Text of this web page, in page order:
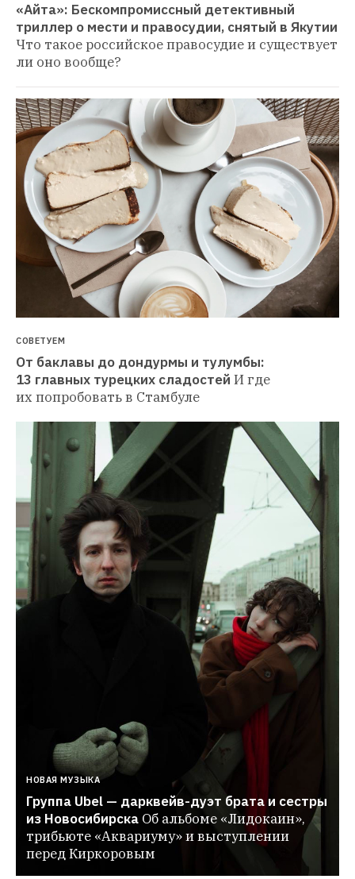
«Айта»: Бескомпромиссный детективный
триллер о мести и правосудии, снятый в Якутии
Что такое российское правосудие и существует
ли оно вообще?
СОВЕТУЕМ
От баклавы до дондурмы и тулумбы:
13 главных турецких сладостей И где
их попробовать в Стамбуле
НОВАЯ МУЗЫКА
Группа Ubel — дарквейв-дуэт брата и сестры
из Новосибирска Об альбоме «Лидокаин»,
трибьюте «Аквариуму» и выступлении
перед Киркоровым